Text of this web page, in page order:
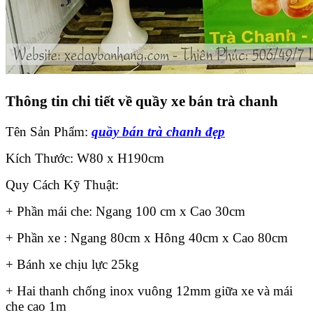
Thông tin chi tiết về quầy xe bán trà chanh
Tên Sản Phẩm: quầy bán trà chanh đẹp
Kích Thước: W80 x H190cm
Quy Cách Kỹ Thuật:
+ Phần mái che: Ngang 100 cm x Cao 30cm
+ Phần xe : Ngang 80cm x Hông 40cm x Cao 80cm
+ Bánh xe chịu lực 25kg
+ Hai thanh chống inox vuông 12mm giữa xe và mái
che cao 1m